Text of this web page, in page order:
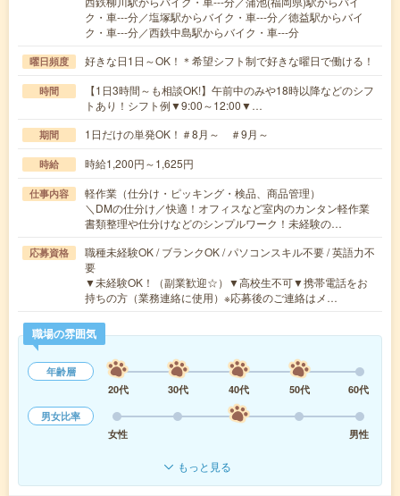
ク・車---分／塩塚駅からバイク・車---分／徳益駅からバイ
ク・車---分／西鉄中島駅からバイク・車---分
曜日頻度 好きな日1日～OK！＊希望シフト制で好きな曜日で働ける！
時間
【1日3時間～も相談OK!】午前中のみや18時以降などのシフ
トあり！シフト例▼9:00～12:00▼…
期間 1日だけの単発OK！＃8月～ ＃9月～
時給 時給1,200円～1,625円
仕事内容
軽作業（仕分け・ピッキング・検品、商品管理）
＼DMの仕分け／快適！オフィスなど室内のカンタン軽作業
書類整理や仕分けなどのシンプルワーク！未経験の…
応募資格
職種未経験OK / ブランクOK / パソコンスキル不要 / 英語力不
要
▼未経験OK！（副業歓迎☆）▼高校生不可▼携帯電話をお
持ちの方（業務連絡に使用）※応募後のご連絡はメ…
職場の雰囲気
年齢層
20代
30代 40代 50代
60代
男女比率
女性
男性
もっと見る